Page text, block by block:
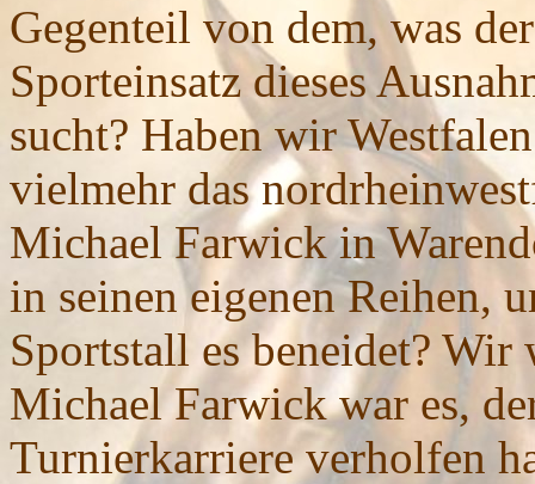
Gegenteil von dem, was
Sporteinsatz dieses
sucht? Haben wir
vielmehr das
Michael Farwick in
in seinen eigenen Reihen,
Sportstall es beneidet?
Michael Farwick war es,
Turnierkarriere verholfen